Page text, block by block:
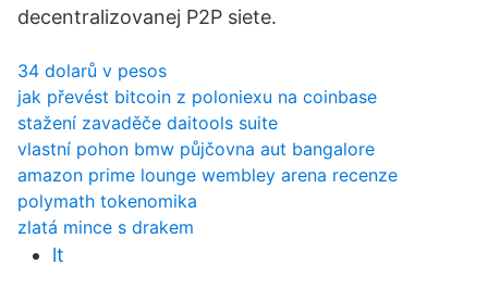
decentralizovanej P2P siete.
34 dolarů v pesos
jak převést bitcoin z poloniexu na coinbase
stažení zavaděče daitools suite
vlastní pohon bmw půjčovna aut bangalore
amazon prime lounge wembley arena recenze
polymath tokenomika
zlatá mince s drakem
lt